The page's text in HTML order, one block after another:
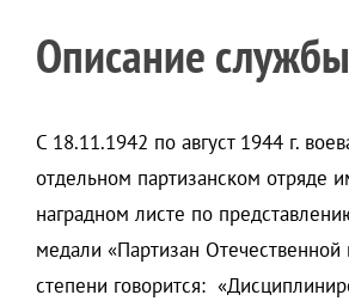
Описание службы
С 18.11.1942 по август 1944 г.
отдельном партизанском отряде
наградном листе по
медали «Партизан
степени говорится: